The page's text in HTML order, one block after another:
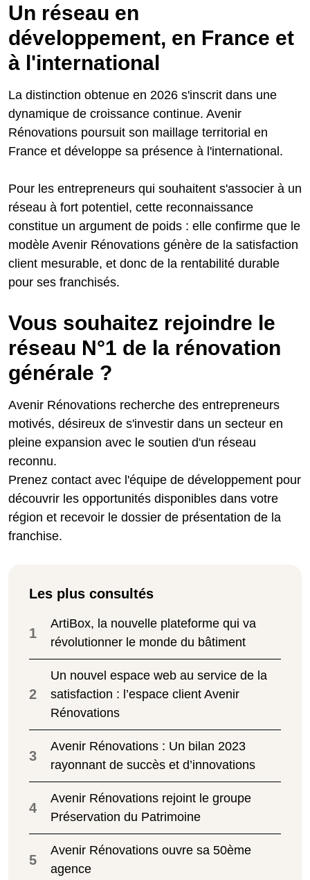
Un réseau en
développement, en France et
à l'international
La distinction obtenue en 2026 s'inscrit dans une
dynamique de croissance continue. Avenir
Rénovations poursuit son maillage territorial en
France et développe sa présence à l'international.
Pour les entrepreneurs qui souhaitent s'associer à un
réseau à fort potentiel, cette reconnaissance
constitue un argument de poids : elle confirme que le
modèle Avenir Rénovations génère de la satisfaction
client mesurable, et donc de la rentabilité durable
pour ses franchisés.
Vous souhaitez rejoindre le
réseau N°1 de la rénovation
générale ?
Avenir Rénovations recherche des entrepreneurs
motivés, désireux de s'investir dans un secteur en
pleine expansion avec le soutien d'un réseau
reconnu.
Prenez contact avec l'équipe de développement pour
découvrir les opportunités disponibles dans votre
région et recevoir le dossier de présentation de la
franchise.
Les plus consultés
1
ArtiBox, la nouvelle plateforme qui va
révolutionner le monde du bâtiment
2
Un nouvel espace web au service de la
satisfaction : l’espace client Avenir
Rénovations
3
Avenir Rénovations : Un bilan 2023
rayonnant de succès et d’innovations
4
Avenir Rénovations rejoint le groupe
Préservation du Patrimoine
5
Avenir Rénovations ouvre sa 50ème
agence